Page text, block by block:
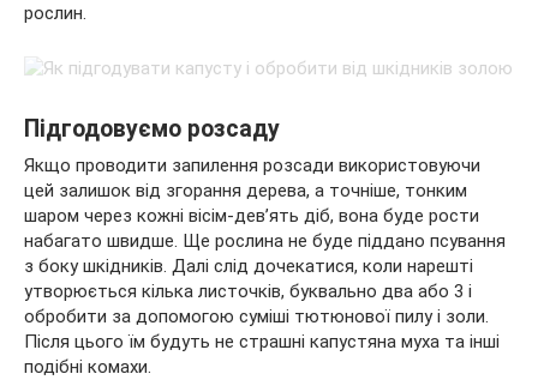
рослин.
Підгодовуємо розсаду
Якщо проводити запилення розсади використовуючи
цей залишок від згорання дерева, а точніше, тонким
шаром через кожні вісім-дев’ять діб, вона буде рости
набагато швидше. Ще рослина не буде піддано псування
з боку шкідників. Далі слід дочекатися, коли нарешті
утворюється кілька листочків, буквально два або 3 і
обробити за допомогою суміші тютюнової пилу і золи.
Після цього їм будуть не страшні капустяна муха та інші
подібні комахи.